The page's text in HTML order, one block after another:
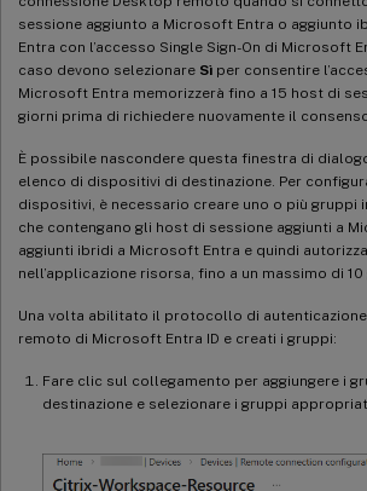
sessione aggiunto a Microsoft Entra o aggiunto
Entra con l’accesso Single Sign-On di Microsoft
caso devono selezionare Sì per consentire
Microsoft Entra memorizzerà fino a 15 host di
giorni prima di richiedere nuovamente il
È possibile nascondere questa finestra di
elenco di dispositivi di destinazione. Per
dispositivi, è necessario creare uno o più gruppi
che contengano gli host di sessione aggiunti a
aggiunti ibridi a Microsoft Entra e quindi
nell’applicazione risorsa, fino a un massimo di 10
Una volta abilitato il protocollo di autenticazione
remoto di Microsoft Entra ID e creati i gruppi:
Fare clic sul collegamento per aggiungere i
destinazione e selezionare i gruppi